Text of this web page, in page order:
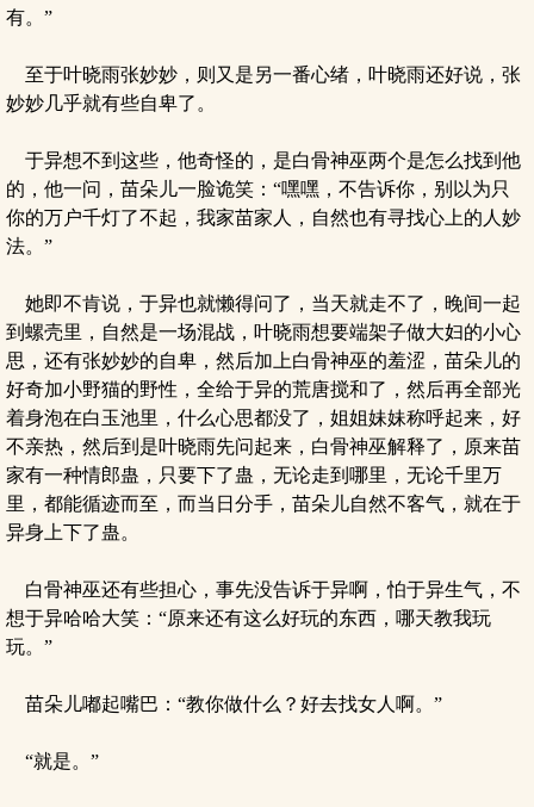
有。”
至于叶晓雨张妙妙，则又是另一番心绪，叶晓雨还好说，张
妙妙几乎就有些自卑了。
于异想不到这些，他奇怪的，是白骨神巫两个是怎么找到他
的，他一问，苗朵儿一脸诡笑：“嘿嘿，不告诉你，别以为只
你的万户千灯了不起，我家苗家人，自然也有寻找心上的人妙
法。”
她即不肯说，于异也就懒得问了，当天就走不了，晚间一起
到螺壳里，自然是一场混战，叶晓雨想要端架子做大妇的小心
思，还有张妙妙的自卑，然后加上白骨神巫的羞涩，苗朵儿的
好奇加小野猫的野性，全给于异的荒唐搅和了，然后再全部光
着身泡在白玉池里，什么心思都没了，姐姐妹妹称呼起来，好
不亲热，然后到是叶晓雨先问起来，白骨神巫解释了，原来苗
家有一种情郎蛊，只要下了蛊，无论走到哪里，无论千里万
里，都能循迹而至，而当日分手，苗朵儿自然不客气，就在于
异身上下了蛊。
白骨神巫还有些担心，事先没告诉于异啊，怕于异生气，不
想于异哈哈大笑：“原来还有这么好玩的东西，哪天教我玩
玩。”
苗朵儿嘟起嘴巴：“教你做什么？好去找女人啊。”
“就是。”